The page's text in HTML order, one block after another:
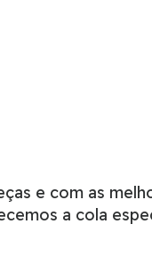
e com as
a cola